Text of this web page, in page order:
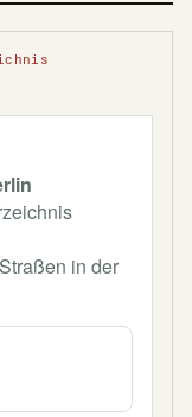
in der